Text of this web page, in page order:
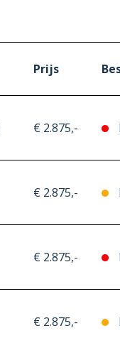
Prijs
€ 2.875,-
€ 2.875,-
€ 2.875,-
€ 2.875,-